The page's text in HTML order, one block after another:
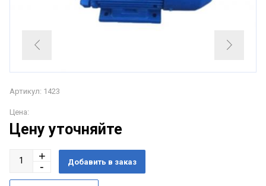
Артикул: 1423
Цена:
Цену уточняйте